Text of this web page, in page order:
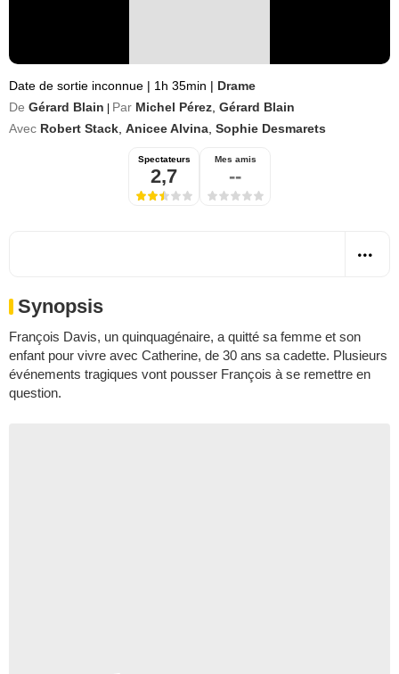
Date de sortie inconnue | 1h 35min | Drame
De Gérard Blain Par Michel Pérez Gérard Blain
Avec Robert Stack Anicee Alvina Sophie Desmarets
Spectateurs
2,7
Mes amis
--
Synopsis
François Davis, un quinquagénaire, a quitté sa femme et son
enfant pour vivre avec Catherine, de 30 ans sa cadette. Plusieurs
événements tragiques vont pousser François à se remettre en
question.